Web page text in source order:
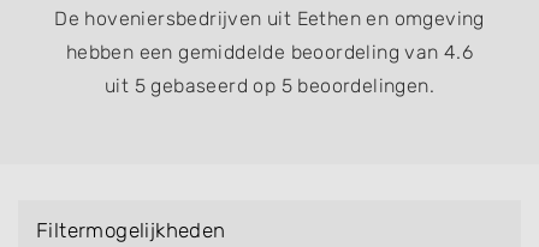
De hoveniersbedrijven uit Eethen en omgeving
hebben een gemiddelde beoordeling van 4.6
uit 5 gebaseerd op 5 beoordelingen.
Filtermogelijkheden